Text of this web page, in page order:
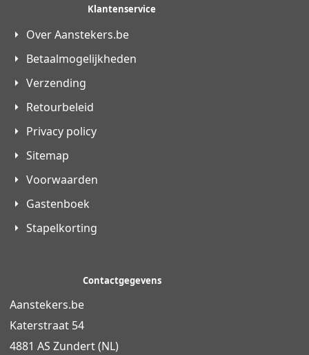
Klantenservice
Over Aanstekers.be
Betaalmogelijkheden
Verzending
Retourbeleid
Privacy policy
Sitemap
Voorwaarden
Gastenboek
Stapelkorting
Contactgegevens
Aanstekers.be
Katerstraat 54
4881 AS Zundert (NL)